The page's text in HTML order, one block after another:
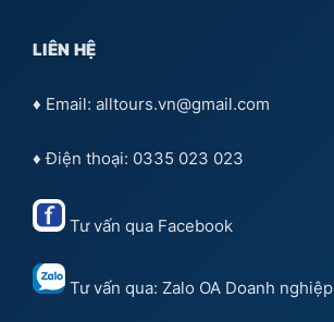
LIÊN HỆ
♦ Email: alltours.vn@gmail.com
♦ Điện thoại: 0335 023 023
Tư vấn qua Facebook
Tư vấn qua: Zalo OA Doanh nghiệp